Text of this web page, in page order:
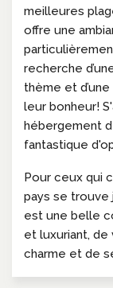
meilleures
offre une
recherche
thème et
leur bonheur!
hébergement
fantastique
Pour ceux qui
pays se trouve
est une belle
et luxuriant,
charme et de